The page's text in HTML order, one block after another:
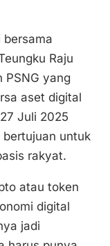
bersama
Raju
PSNG yang
aset digital
Juli 2025
untuk
rakyat.
atau token
digital
jadi